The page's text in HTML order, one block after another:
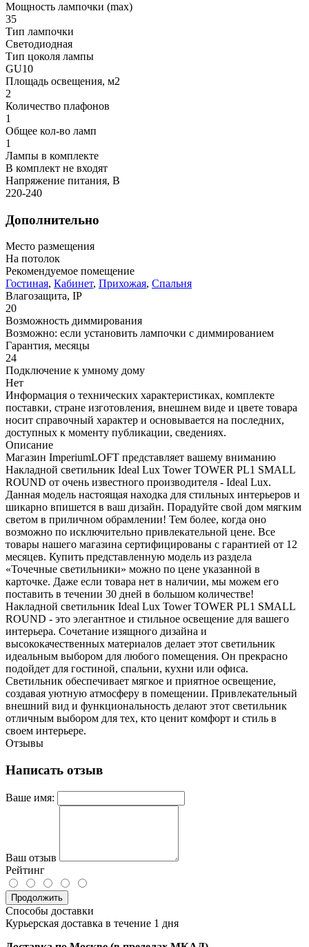
Мощность лампочки (max)
35
Тип лампочки
Светодиодная
Тип цоколя лампы
GU10
Площадь освещения, м2
2
Количество плафонов
1
Общее кол-во ламп
1
Лампы в комплекте
В комплект не входят
Напряжение питания, В
220-240
Дополнительно
Место размещения
На потолок
Рекомендуемое помещение
Гостиная, Кабинет, Прихожая, Спальня
Влагозащита, IP
20
Возможность диммирования
Возможно: если установить лампочки с диммированием
Гарантия, месяцы
24
Подключение к умному дому
Нет
Информация о технических характеристиках, комплекте
поставки, стране изготовления, внешнем виде и цвете товара
носит справочный характер и основывается на последних,
доступных к моменту публикации, сведениях.
Описание
Магазин ImperiumLOFT представляет вашему вниманию
Накладной светильник Ideal Lux Tower TOWER PL1 SMALL
ROUND от очень известного производителя - Ideal Lux.
Данная модель настоящая находка для стильных интерьеров и
шикарно впишется в ваш дизайн. Порадуйте свой дом мягким
светом в приличном обрамлении! Тем более, когда оно
возможно по исключительно привлекательной цене. Все
товары нашего магазина сертифицированы с гарантией от 12
месяцев. Купить представленную модель из раздела
«Точечные светильники» можно по цене указанной в
карточке. Даже если товара нет в наличии, мы можем его
поставить в течении 30 дней в большом количестве!
Накладной светильник Ideal Lux Tower TOWER PL1 SMALL
ROUND - это элегантное и стильное освещение для вашего
интерьера. Сочетание изящного дизайна и
высококачественных материалов делает этот светильник
идеальным выбором для любого помещения. Он прекрасно
подойдет для гостиной, спальни, кухни или офиса.
Светильник обеспечивает мягкое и приятное освещение,
создавая уютную атмосферу в помещении. Привлекательный
внешний вид и функциональность делают этот светильник
отличным выбором для тех, кто ценит комфорт и стиль в
своем интерьере.
Отзывы
Написать отзыв
Ваше имя:
Ваш отзыв
Рейтинг
Продолжить
Способы доставки
Курьерская доставка в течение 1 дня